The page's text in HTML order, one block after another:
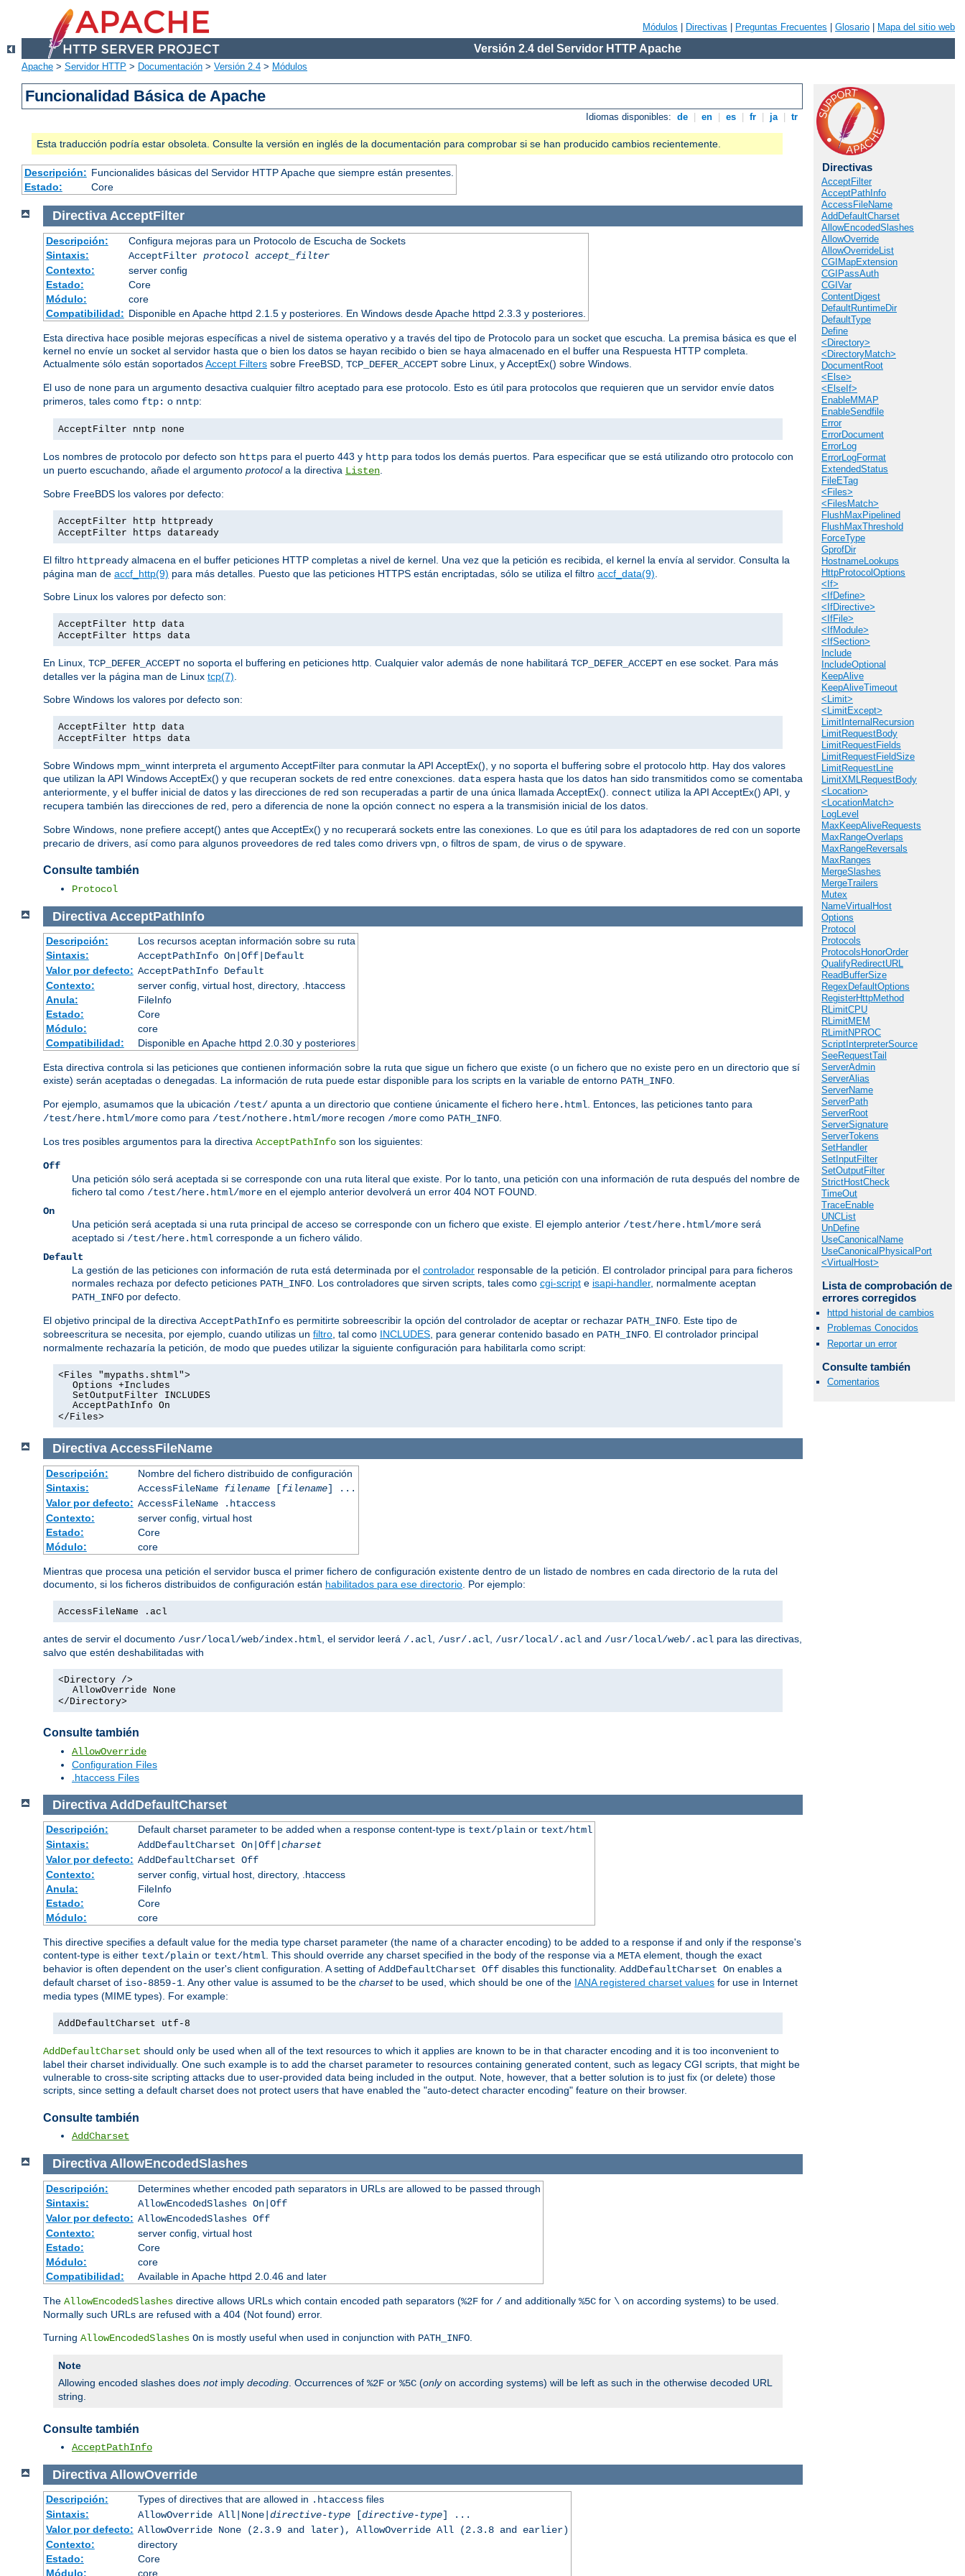
Módulos Directivas Preguntas Frecuentes Glosario Mapa del sitio web
Versión 2.4 del Servidor HTTP Apache
Apache > Servidor HTTP > Documentación > Versión 2.4 > Módulos
Funcionalidad Básica de Apache
Idiomas disponibles: de en es fr ja tr
Esta traducción podría estar obsoleta. Consulte la versión en inglés de la documentación para comprobar si se han producido cambios recientemente.
Descripción: Funcionalides básicas del Servidor HTTP Apache que siempre están presentes.
Estado:
Core
Directivas
AcceptFilter
AcceptPathInfo
AccessFileName
AddDefaultCharset
AllowEncodedSlashes
AllowOverride
AllowOverrideList
CGIMapExtension
CGIPassAuth
CGIVar
ContentDigest
DefaultRuntimeDir
DefaultType
Define
<Directory>
<DirectoryMatch>
DocumentRoot
<Else>
<ElseIf>
EnableMMAP
EnableSendfile
Error
ErrorDocument
ErrorLog
ErrorLogFormat
ExtendedStatus
FileETag
<Files>
<FilesMatch>
FlushMaxPipelined
FlushMaxThreshold
ForceType
GprofDir
HostnameLookups
HttpProtocolOptions
<If>
<IfDefine>
<IfDirective>
<IfFile>
<IfModule>
<IfSection>
Include
IncludeOptional
KeepAlive
KeepAliveTimeout
<Limit>
<LimitExcept>
LimitInternalRecursion
LimitRequestBody
LimitRequestFields
LimitRequestFieldSize
LimitRequestLine
LimitXMLRequestBody
<Location>
<LocationMatch>
LogLevel
MaxKeepAliveRequests
MaxRangeOverlaps
MaxRangeReversals
MaxRanges
MergeSlashes
MergeTrailers
Mutex
NameVirtualHost
Options
Protocol
Protocols
ProtocolsHonorOrder
QualifyRedirectURL
ReadBufferSize
RegexDefaultOptions
RegisterHttpMethod
RLimitCPU
RLimitMEM
RLimitNPROC
ScriptInterpreterSource
SeeRequestTail
ServerAdmin
ServerAlias
ServerName
ServerPath
ServerRoot
ServerSignature
ServerTokens
SetHandler
SetInputFilter
SetOutputFilter
StrictHostCheck
TimeOut
TraceEnable
UNCList
UnDefine
UseCanonicalName
UseCanonicalPhysicalPort
<VirtualHost>
Lista de comprobación de
errores corregidos
httpd historial de cambios
Problemas Conocidos
Reportar un error
Consulte también
Comentarios
Directiva AcceptFilter
Descripción:
Configura mejoras para un Protocolo de Escucha de Sockets
Sintaxis:
AcceptFilter protocol accept_filter
Contexto:
server config
Estado:
Core
Módulo:
core
Compatibilidad: Disponible en Apache httpd 2.1.5 y posteriores. En Windows desde Apache httpd 2.3.3 y posteriores.
Esta directiva hace posible mejoras específicas a nivel de sistema operativo y a través del tipo de Protocolo para un socket que escucha. La premisa básica es que el
kernel no envíe un socket al servidor hasta que o bien los datos se hayan recibido o bien se haya almacenado en el buffer una Respuesta HTTP completa.
Actualmente sólo están soportadosAccept Filters sobre FreeBSD, TCP_DEFER_ACCEPT sobre Linux, y AcceptEx() sobre Windows.
El uso de none para un argumento desactiva cualquier filtro aceptado para ese protocolo. Esto es útil para protocolos que requieren que un servidor envíe datos
primeros, tales como ftp: o nntp:
AcceptFilter nntp none
Los nombres de protocolo por defecto son https para el puerto 443 y http para todos los demás puertos. Para especificar que se está utilizando otro protocolo con
un puerto escuchando, añade el argumento protocola la directiva Listen
Sobre FreeBDS los valores por defecto:
AcceptFilter http httpready
AcceptFilter https dataready
El filtro httpready almacena en el buffer peticiones HTTP completas a nivel de kernel. Una vez que la petición es recibida, el kernel la envía al servidor. Consulta la
página man de accf_http(9) para más detalles. Puesto que las peticiones HTTPS están encriptadas, sólo se utiliza el filtro accf_data(9)
Sobre Linux los valores por defecto son:
AcceptFilter http data
AcceptFilter https data
En Linux, TCP_DEFER_ACCEPT no soporta el buffering en peticiones http. Cualquier valor además de none habilitará TCP_DEFER_ACCEPT en ese socket. Para más
detalles ver la página man de Linux tcp(7)
Sobre Windows los valores por defecto son:
AcceptFilter http data
AcceptFilter https data
Sobre Windows mpm_winnt interpreta el argumento AcceptFilter para conmutar la API AcceptEx(), y no soporta el buffering sobre el protocolo http. Hay dos valores
que utilizan la API Windows AcceptEx() y que recuperan sockets de red entre conexciones. data espera hasta que los datos han sido transmitidos como se comentaba
anteriormente, y el buffer inicial de datos y las direcciones de red son recuperadas a partir de una única llamada AcceptEx(). connect utiliza la API AcceptEx() API, y
recupera también las direcciones de red, pero a diferencia de none la opción connect no espera a la transmisión inicial de los datos.
Sobre Windows, none prefiere accept() antes que AcceptEx() y no recuperará sockets entre las conexiones. Lo que es útil para los adaptadores de red con un soporte
precario de drivers, así como para algunos proveedores de red tales como drivers vpn, o filtros de spam, de virus o de spyware.
Consulte también
Protocol
Directiva AcceptPathInfo
Descripción:
Los recursos aceptan información sobre su ruta
Sintaxis:
AcceptPathInfo On|Off|Default
Valor por defecto: AcceptPathInfo Default
Contexto:
server config, virtual host, directory, .htaccess
Anula:
FileInfo
Estado:
Core
Módulo:
core
Compatibilidad:
Disponible en Apache httpd 2.0.30 y posteriores
Esta directiva controla si las peticiones que contienen información sobre la ruta que sigue un fichero que existe (o un fichero que no existe pero en un directorio que sí
existe) serán aceptadas o denegadas. La información de ruta puede estar disponible para los scripts en la variable de entorno PATH_INFO.
Por ejemplo, asumamos que la ubicación /test/ apunta a un directorio que contiene únicamente el fichero here.html. Entonces, las peticiones tanto para
/test/here.html/more como para /test/nothere.html/more recogen /more como PATH_INFO.
Los tres posibles argumentos para la directiva AcceptPathInfo son los siguientes:
Off
Una petición sólo será aceptada si se corresponde con una ruta literal que existe. Por lo tanto, una petición con una información de ruta después del nombre de
fichero tal como /test/here.html/more en el ejemplo anterior devolverá un error 404 NOT FOUND.
On
Una petición será aceptada si una ruta principal de acceso se corresponde con un fichero que existe. El ejemplo anterior /test/here.html/more será
aceptado si /test/here.html corresponde a un fichero válido.
Default
La gestión de las peticiones con información de ruta está determinada por el controlador responsable de la petición. El controlador principal para para ficheros
normales rechaza por defecto peticiones PATH_INFO. Los controladores que sirven scripts, tales como cgi-script e isapi-handler, normalmente aceptan
PATH_INFO por defecto.
El objetivo principal de la directiva AcceptPathInfo es permitirte sobreescribir la opción del controlador de aceptar or rechazar PATH_INFO. Este tipo de
sobreescritura se necesita, por ejemplo, cuando utilizas un filtro, tal como INCLUDES, para generar contenido basado en PATH_INFO. El controlador principal
normalmente rechazaría la petición, de modo que puedes utilizar la siguiente configuración para habilitarla como script:
<Files "mypaths.shtml">
Options +Includes
SetOutputFilter INCLUDES
AcceptPathInfo On
</Files>
Directiva AccessFileName
Descripción:
Nombre del fichero distribuido de configuración
Sintaxis:
AccessFileName filename[filename] ...
Valor por defecto: AccessFileName .htaccess
Contexto:
server config, virtual host
Estado:
Core
Módulo:
core
Mientras que procesa una petición el servidor busca el primer fichero de configuración existente dentro de un listado de nombres en cada directorio de la ruta del
documento, si los ficheros distribuidos de configuración están habilitados para ese directorio . Por ejemplo:
AccessFileName .acl
antes de servir el documento /usr/local/web/index.html , el servidor leerá /.acl /usr/.acl /usr/local/.acl and /usr/local/web/.acl para las directivas,
salvo que estén deshabilitadas with
<Directory />
AllowOverride None
</Directory>
Consulte también
AllowOverride
Configuration Files
.htaccess Files
Directiva AddDefaultCharset
Descripción: Default charset parameter to be added when a response content-type is text/plainor text/html
Sintaxis:
AddDefaultCharset On|Off| charset
Valor por defecto: AddDefaultCharset Off
Contexto:
server config, virtual host, directory, .htaccess
Anula:
FileInfo
Estado:
Core
Módulo:
core
This directive specifies a default value for the media type charset parameter (the name of a character encoding) to be added to a response if and only if the response's
content-type is either text/plain or text/html. This should override any charset specified in the body of the response via a METAelement, though the exact
behavior is often dependent on the user's client configuration. A setting of AddDefaultCharset Off disables this functionality. AddDefaultCharset On enables a
default charset of iso-8859-1. Any other value is assumed to be the charsetto be used, which should be one of the IANA registered charset values for use in Internet
media types (MIME types). For example:
AddDefaultCharset utf-8
AddDefaultCharset should only be used when all of the text resources to which it applies are known to be in that character encoding and it is too inconvenient to
label their charset individually. One such example is to add the charset parameter to resources containing generated content, such as legacy CGI scripts, that might be
vulnerable to cross-site scripting attacks due to user-provided data being included in the output. Note, however, that a better solution is to just fix (or delete) those
scripts, since setting a default charset does not protect users that have enabled the "auto-detect character encoding" feature on their browser.
Consulte también
AddCharset
Directiva AllowEncodedSlashes
Descripción:
Determines whether encoded path separators in URLs are allowed to be passed through
Sintaxis:
AllowEncodedSlashes On|Off
Valor por defecto: AllowEncodedSlashes Off
Contexto:
server config, virtual host
Estado:
Core
Módulo:
core
Compatibilidad:
Available in Apache httpd 2.0.46 and later
The AllowEncodedSlashes directive allows URLs which contain encoded path separators (%2F for / and additionally %5C for \ on according systems) to be used.
Normally such URLs are refused with a 404 (Not found) error.
Turning AllowEncodedSlashes On is mostly useful when used in conjunction with PATH_INFO
Note
Allowing encoded slashes does notimply decoding . Occurrences of %2F or %5C (onlyon according systems) will be left as such in the otherwise decoded URL
string.
Consulte también
AcceptPathInfo
Directiva AllowOverride
Descripción: Types of directives that are allowed in .htaccessfiles
Sintaxis:
AllowOverride All|None| directive-type[directive-type] ...
Valor por defecto: AllowOverride None (2.3.9 and later), AllowOverride All (2.3.8 and earlier)
Contexto:
directory
Estado:
Core
Módulo:
core